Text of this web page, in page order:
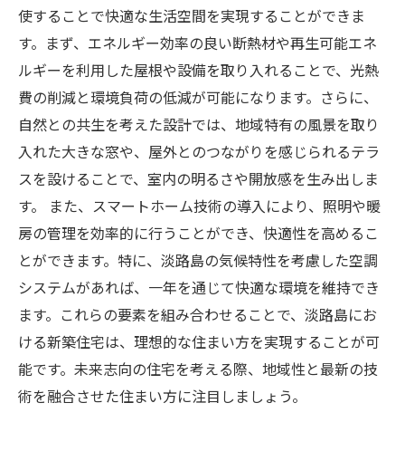
使することで快適な生活空間を実現することができま
す。まず、エネルギー効率の良い断熱材や再生可能エネ
ルギーを利用した屋根や設備を取り入れることで、光熱
費の削減と環境負荷の低減が可能になります。さらに、
自然との共生を考えた設計では、地域特有の風景を取り
入れた大きな窓や、屋外とのつながりを感じられるテラ
スを設けることで、室内の明るさや開放感を生み出しま
す。 また、スマートホーム技術の導入により、照明や暖
房の管理を効率的に行うことができ、快適性を高めるこ
とができます。特に、淡路島の気候特性を考慮した空調
システムがあれば、一年を通じて快適な環境を維持でき
ます。これらの要素を組み合わせることで、淡路島にお
ける新築住宅は、理想的な住まい方を実現することが可
能です。未来志向の住宅を考える際、地域性と最新の技
術を融合させた住まい方に注目しましょう。